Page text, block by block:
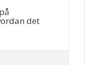
det